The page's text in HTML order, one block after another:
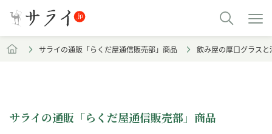
サライの通販「らくだ屋通信販売部」商品 飲み屋の厚口グラス
サライの通販「らくだ屋通信販売部」商品